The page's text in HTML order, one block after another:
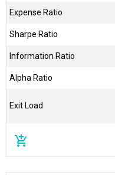
Expense Ratio
Sharpe Ratio
Information Ratio
Alpha Ratio
Exit Load
add_shopping_cart